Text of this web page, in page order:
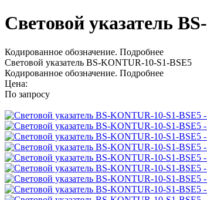
Световой указатель
Кодированное обозначение. Подробнее
Световой указатель BS-KONTUR-10-S1-BSE5
Кодированное обозначение. Подробнее
Цена:
По запросу